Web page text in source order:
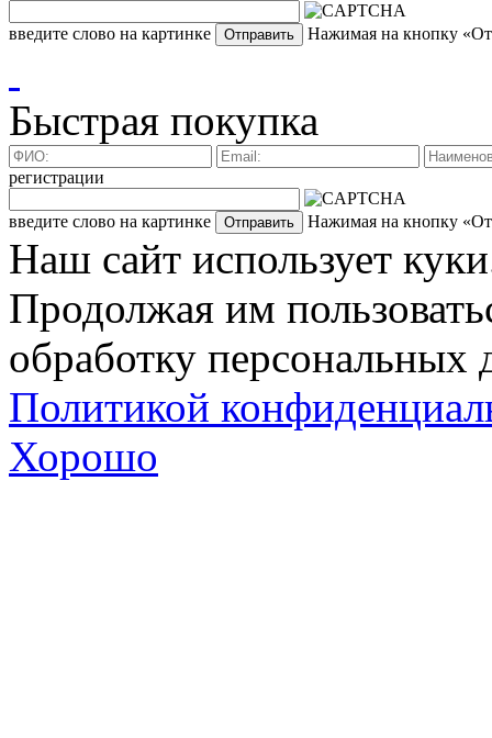
введите слово на картинке Нажимая на кнопку
Быстрая покупка
регистрации
введите слово на картинке Нажимая на кнопку
Наш сайт использует
Продолжая им
обработку персональных
Политикой
Хорошо